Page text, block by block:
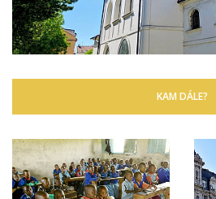
KAM DÁLE?